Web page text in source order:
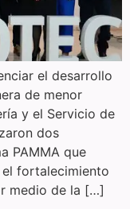
el desarrollo
de menor
y el Servicio de
dos
PAMMA que
fortalecimiento
medio de la […]